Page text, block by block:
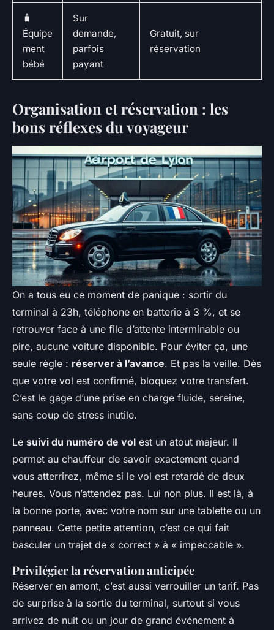
🧳
Équipe
ment
bébé
Sur
demande,
parfois
payant
Gratuit, sur
réservation
Organisation et réservation : les
bons réflexes du voyageur
On a tous eu ce moment de panique : sortir du
terminal à 23h, téléphone en batterie à 3 %, et se
retrouver face à une file d’attente interminable ou
pire, aucune voiture disponible. Pour éviter ça, une
seule règle : réserver à l’avance. Et pas la veille. Dès
que votre vol est confirmé, bloquez votre transfert.
C’est le gage d’une prise en charge fluide, sereine,
sans coup de stress inutile.
Le suivi du numéro de vol est un atout majeur. Il
permet au chauffeur de savoir exactement quand
vous atterrirez, même si le vol est retardé de deux
heures. Vous n’attendez pas. Lui non plus. Il est là, à
la bonne porte, avec votre nom sur une tablette ou un
panneau. Cette petite attention, c’est ce qui fait
basculer un trajet de « correct » à « impeccable ».
Privilégier la réservation anticipée
Réserver en amont, c’est aussi verrouiller un tarif. Pas
de surprise à la sortie du terminal, surtout si vous
arrivez de nuit ou un jour de grand événement à